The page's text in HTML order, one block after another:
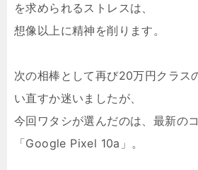
を求められるストレスは、
想像以上に精神を削ります。
次の相棒として再び20万円クラス
い直すか迷いましたが、
今回ワタシが選んだのは、最新の
「Google Pixel 10a」。